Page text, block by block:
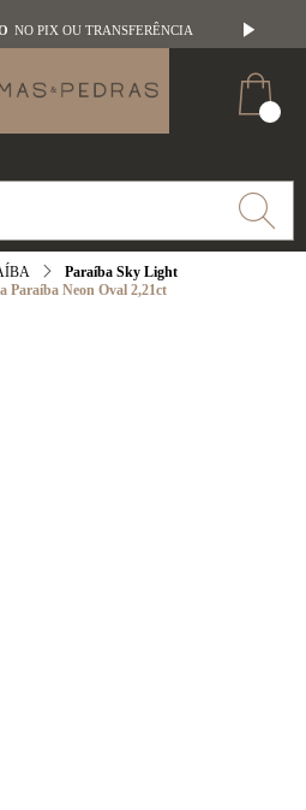
NO PIX OU TRANSFERÊNCIA
Paraíba Sky Light
Paraíba Neon Oval 2,21ct